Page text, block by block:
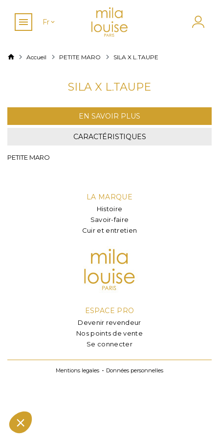
Fr
Accueil PETITE MARO SILA X L.TAUPE
SILA X L.TAUPE
EN SAVOIR PLUS
CARACTÉRISTIQUES
PETITE MARO
LA MARQUE
Histoire
Savoir-faire
Cuir et entretien
ESPACE PRO
Devenir revendeur
Nos points de vente
Se connecter
Mentions legales Données personnelles